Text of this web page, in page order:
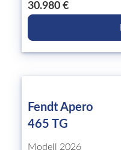
30.980 €
Fendt Apero
465 TG
Modell 2026